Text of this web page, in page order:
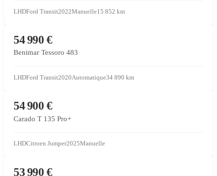
LHDFord Transit2022Manuelle15 852 km
CONCESSIONNAIRE PARTENAIRE
54 990 €
Benimar Tessoro 483
LHDFord Transit2020Automatique34 890 km
CONCESSIONNAIRE PARTENAIRE
54 900 €
Carado T 135 Pro+
LHDCitroen Jumper2025Manuelle
CONCESSIONNAIRE PARTENAIRE
53 990 €